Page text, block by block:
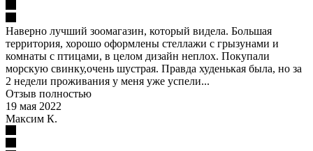
Наверно лучший зоомагазин, который видела. Большая
территория, хорошо оформлены стеллажи с грызунами и
комнаты с птицами, в целом дизайн неплох. Покупали
морскую свинку,очень шустрая. Правда худенькая была, но за
2 недели проживания у меня уже успели...
Отзыв полностью
19 мая 2022
Максим К.